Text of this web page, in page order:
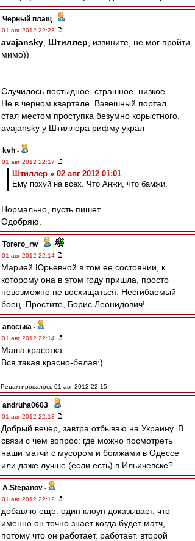
Черный плащ -
01 авг 2012 22:23
avajansky Штиллер , извините, не мог пройти
мимо))
Случилось постыдное, страшное, низкое.
Не в черном квартале. Вэвешный портал
стал местом проступка безумно корыстного.
avajansky у Штиллера рифму украл
kvh -
01 авг 2012 22:17
Штиллер » 02 авг 2012 01:01
Ему похуй на всех. Что Анжи, что бамжи.
Нормально, пусть пишет.
Одобряю.
Torero_rw-
01 авг 2012 22:14
Марией Юрьевной в том ее состоянии, к
которому она в этом году пришла, просто
невозможно не восхищаться. Несгибаемый
боец. Простите, Борис Леонидович!
авоська -
01 авг 2012 22:14
Маша красотка.
Вся такая красно-белая:)
Редактировалось 01 авг 2012 22:15
andruha0603 -
01 авг 2012 22:13
Добрый вечер, завтра отбываю на Украину. В
связи с чем вопрос: где можно посмотреть
наши матчи с мусором и бомжами в Одессе
или даже лучше (если есть) в Ильичевске?
A.Stepanov -
01 авг 2012 22:12
добавлю еще. один клоун доказывает, что
именно он точно знает когда будет матч,
потому что он работает, работает. второй